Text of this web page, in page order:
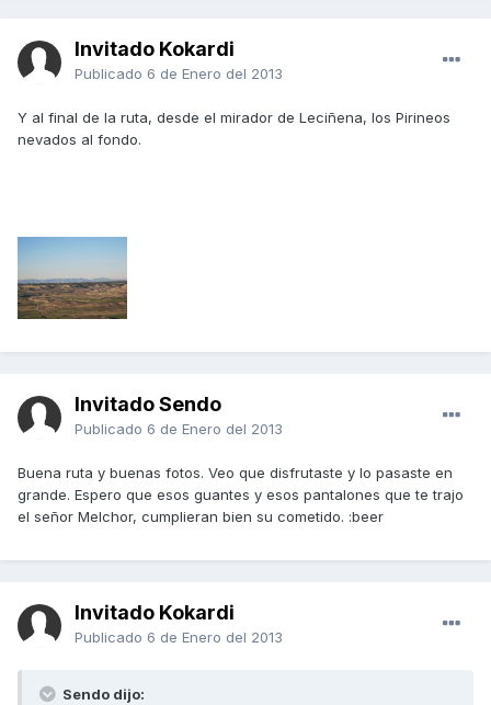
Invitado Kokardi
Publicado 6 de Enero del 2013
Y al final de la ruta, desde el mirador de Leciñena, los Pirineos
nevados al fondo.
Invitado Sendo
Publicado 6 de Enero del 2013
Buena ruta y buenas fotos. Veo que disfrutaste y lo pasaste en
grande. Espero que esos guantes y esos pantalones que te trajo
el señor Melchor, cumplieran bien su cometido. :beer
Invitado Kokardi
Publicado 6 de Enero del 2013
Sendo dijo: